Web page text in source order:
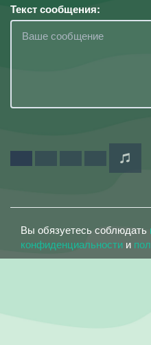
Текст сообщения:
Вы обязуетесь соблюдать
конфиденциальности и